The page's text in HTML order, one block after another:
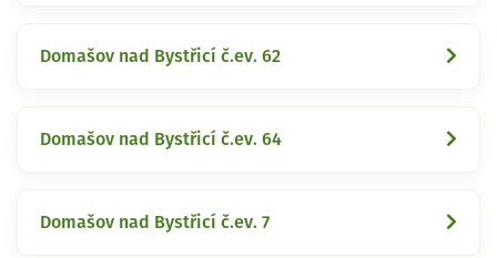
Domašov nad Bystřicí č.ev. 62
Domašov nad Bystřicí č.ev. 64
Domašov nad Bystřicí č.ev. 7